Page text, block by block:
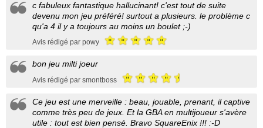
c fabuleux fantastique hallucinant! c'est tout de suite
devenu mon jeu préféré! surtout a plusieurs. le problème c
qu'a 4 il y a toujours au moins un boulet ;-)
Avis rédigé par powy
bon jeu milti joeur
Avis rédigé par smontboss
Ce jeu est une merveille : beau, jouable, prenant, il captive
comme très peu de jeux. Et la GBA en multijoueur s'avère
utile : tout est bien pensé. Bravo SquareEnix !!! :-D